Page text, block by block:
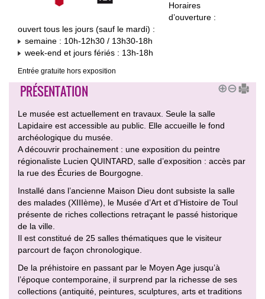
Horaires
d’ouverture :
ouvert tous les jours (sauf le mardi) :
semaine : 10h-12h30 / 13h30-18h
week-end et jours fériés : 13h-18h
Entrée gratuite hors exposition
PRÉSENTATION
Le musée est actuellement en travaux. Seule la salle
Lapidaire est accessible au public. Elle accueille le fond
archéologique du musée.
A découvrir prochainement : une exposition du peintre
régionaliste Lucien QUINTARD, salle d’exposition : accès par
la rue des Écuries de Bourgogne.
Installé dans l’ancienne Maison Dieu dont subsiste la salle
des malades (XIIIème), le Musée d’Art et d’Histoire de Toul
présente de riches collections retraçant le passé historique
de la ville.
Il est constitué de 25 salles thématiques que le visiteur
parcourt de façon chronologique.
De la préhistoire en passant par le Moyen Age jusqu’à
l’époque contemporaine, il surprend par la richesse de ses
collections (antiquité, peintures, sculptures, arts et traditions